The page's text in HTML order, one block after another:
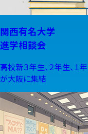
関西有名大学
進学相談会
高校新３年生、２年生、
が大阪に集結